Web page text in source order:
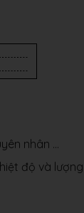
nhân …
độ và lượng